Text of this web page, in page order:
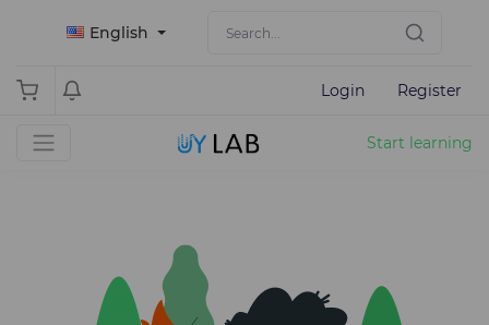
English
Login Register
Start learning